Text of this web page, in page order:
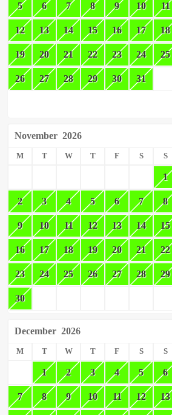
5 6 7 8 9 10 11
12 13 14 15 16 17 18
19 20 21 22 23 24 25
26 27 28 29 30 31
November 2026
M T W T F S S
1
2 3 4 5 6 7 8
9 10 11 12 13 14 15
16 17 18 19 20 21 22
23 24 25 26 27 28 29
30
December 2026
M T W T F S S
1 2 3 4 5 6
7 8 9 10 11 12 13